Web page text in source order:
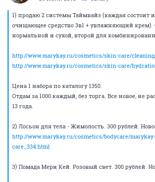
1) продаю 2 системы Таймвайз (каждая состоит
очищающее средство 3в1 + увлажняющий
нормальной и сухой, второй для
http://www.marykay.ru/cosmetics/skin-care/
http://www.marykay.ru/cosmetics/skin-care/
Цена 1 набора по каталогу 1350.
Отдам за 1000 каждый, без торга. Все новое, не
13 года.
2) Лосьон для тела - Жимолость. 300 рублей.
http://www.marykay.ru/cosmetics/bodycare/
care_334.html
3) Помада Мери Кей. Розовый свет. 300 рублей.